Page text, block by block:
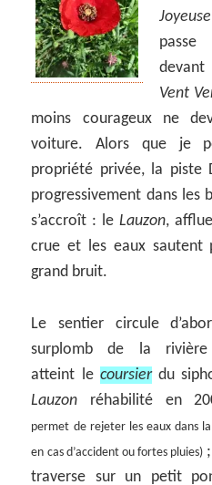
Joyeuse
passe
devant
Vent
moins courageux ne
voiture. Alors que je
propriété privée, la piste
progressivement dans les
s’accroît : leLauzon,
crue et les eaux sautent
grand bruit.
Le sentier circule
surplomb de la
atteint le coursier du
Lauzon réhabilité en
permet de rejeter les eaux dans
en cas d’accident ou fortes pluies)
traverse sur un petit